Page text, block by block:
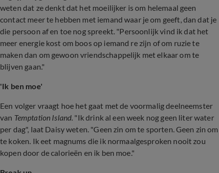
weten dat ze denkt dat het moeilijker is om helemaal geen
contact meer te hebben met iemand waar je om geeft, dan dat je
die persoon af en toe nog spreekt. "Persoonlijk vind ik dat het
meer energie kost om boos op iemand re zijn of om ruzie te
maken dan om gewoon vriendschappelijk met elkaar om te
blijven gaan."
'Ik ben moe'
Een volger vraagt hoe het gaat met de voormalig deelneemster
van Temptation Island. "Ik drink al een week nog geen liter water
per dag", laat Daisy weten. "Geen zin om te sporten. Geen zin om
te koken. Ik eet magnums die ik normaalgesproken nooit zou
kopen door de calorieën en ik ben moe."